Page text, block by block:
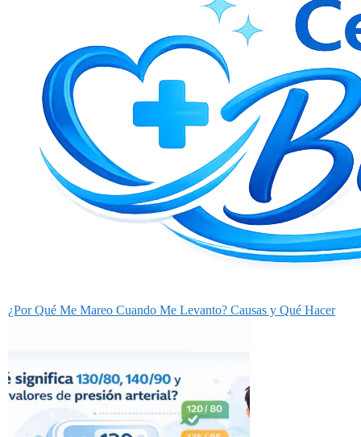
¿Por Qué Me Mareo Cuando Me Levanto? Causas y Qué Hacer